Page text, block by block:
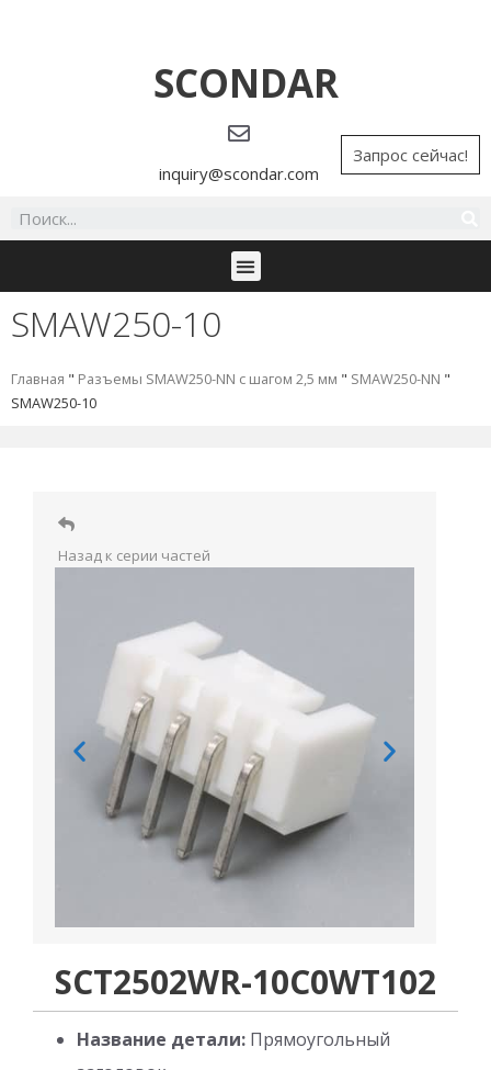
SCONDAR
inquiry@scondar.com
Запрос сейчас!
SMAW250-10
Главная " Разъемы SMAW250-NN с шагом 2,5 мм " SMAW250-NN "
SMAW250-10
Назад к серии частей
SCT2502WR-10C0WT102
Название детали: Прямоугольный